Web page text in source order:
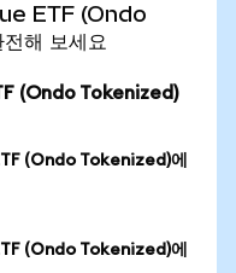
ETF (Ondo
해 보세요
(Ondo Tokenized)
(Ondo Tokenized)에
(Ondo Tokenized)에